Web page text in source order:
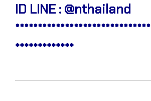
ID LINE : @nthailand
*************